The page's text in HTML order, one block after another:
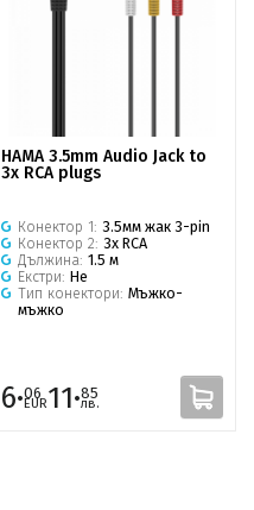
HAMA 3.5mm Audio Jack to
3x RCA plugs
Конектор 1: 3.5мм жак 3-pin
Конектор 2: 3x RCA
Дължина: 1.5 м
Екстри: Не
Тип конектори: Мъжко-
мъжко
6·06
EUR11·85
лв.